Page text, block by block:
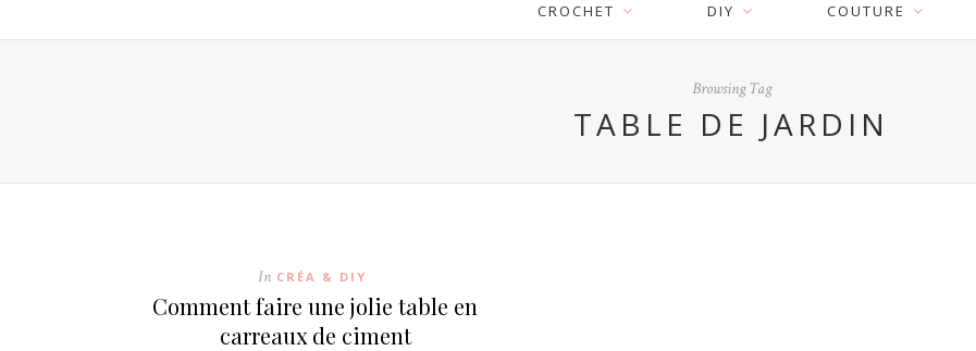
CROCHET DIY COUTURE
Browsing Tag
TABLE DE JARDIN
In CRÉA & DIY
Comment faire une jolie table en
carreaux de ciment